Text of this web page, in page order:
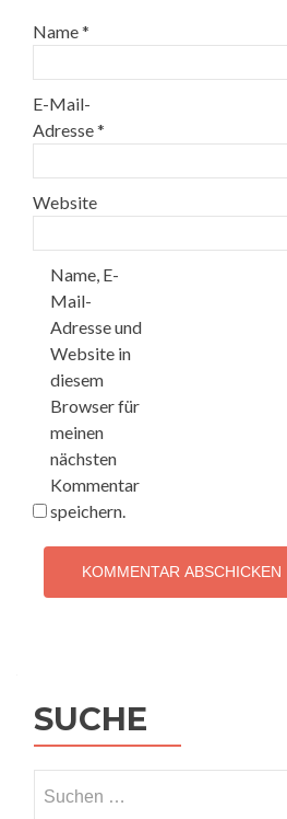
Name*
E-Mail-
Adresse*
Website
Name, E-
Mail-
Adresse und
Website in
diesem
Browser für
meinen
nächsten
Kommentar
speichern.
SUCHE
nach: